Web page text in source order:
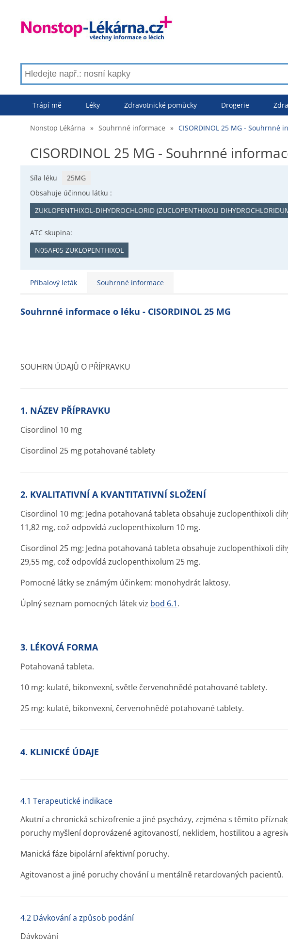
Trápí mě Léky Zdravotnické pomůcky Drogerie
Nonstop Lékárna » Souhrnné informace » CISORDINOL 25 MG - Souhrnné
CISORDINOL 25 MG - Souhrnné
Síla léku
25MG
Obsahuje účinnou látku :
ZUKLOPENTHIXOL-DIHYDROCHLORID (ZUCLOPENTHIXOLI
ATC skupina:
N05AF05 ZUKLOPENTHIXOL
Příbalový leták Souhrnné informace
Souhrnné informace o léku - CISORDINOL 25 MG
SOUHRN ÚDAJŮ O PŘÍPRAVKU
1. NÁZEV PŘÍPRAVKU
Cisordinol 10 mg
Cisordinol 25 mg potahované tablety
2. KVALITATIVNÍ A KVANTITATIVNÍ SLOŽENÍ
Cisordinol 10 mg: Jedna potahovaná tableta obsahuje zuclopenthixoli
11,82 mg, což odpovídá zuclopenthixolum 10 mg.
Cisordinol 25 mg: Jedna potahovaná tableta obsahuje zuclopenthixoli
29,55 mg, což odpovídá zuclopenthixolum 25 mg.
Pomocné látky se známým účinkem: monohydrát laktosy.
Úplný seznam pomocných látek viz bod 6.1.
3. LÉKOVÁ FORMA
Potahovaná tableta.
10 mg: kulaté, bikonvexní, světle červenohnědé potahované tablety.
25 mg: kulaté, bikonvexní, červenohnědé potahované tablety.
4. KLINICKÉ ÚDAJE
4.1 Terapeutické indikace
Akutní a chronická schizofrenie a jiné psychózy, zejména s těmito
poruchy myšlení doprovázené agitovaností, neklidem, hostilitou a
Manická fáze bipolární afektivní poruchy.
Agitovanost a jiné poruchy chování u mentálně retardovaných pacientů.
4.2 Dávkování a způsob podání
Dávkování